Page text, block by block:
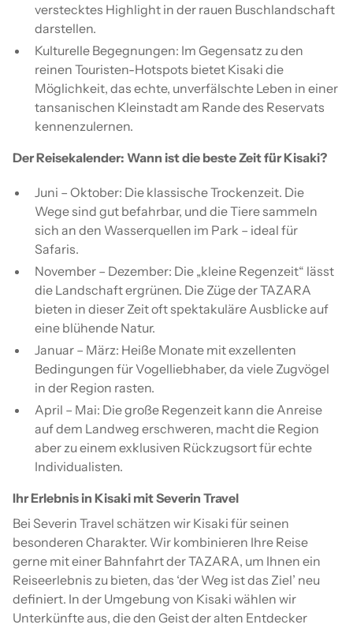
verstecktes Highlight in der rauen Buschlandschaft
darstellen.
Kulturelle Begegnungen: Im Gegensatz zu den
reinen Touristen-Hotspots bietet Kisaki die
Möglichkeit, das echte, unverfälschte Leben in einer
tansanischen Kleinstadt am Rande des Reservats
kennenzulernen.
Der Reisekalender: Wann ist die beste Zeit für Kisaki?
Juni – Oktober: Die klassische Trockenzeit. Die
Wege sind gut befahrbar, und die Tiere sammeln
sich an den Wasserquellen im Park – ideal für
Safaris.
November – Dezember: Die „kleine Regenzeit“ lässt
die Landschaft ergrünen. Die Züge der TAZARA
bieten in dieser Zeit oft spektakuläre Ausblicke auf
eine blühende Natur.
Januar – März: Heiße Monate mit exzellenten
Bedingungen für Vogelliebhaber, da viele Zugvögel
in der Region rasten.
April – Mai: Die große Regenzeit kann die Anreise
auf dem Landweg erschweren, macht die Region
aber zu einem exklusiven Rückzugsort für echte
Individualisten.
Ihr Erlebnis in Kisaki mit Severin Travel
Bei Severin Travel schätzen wir Kisaki für seinen
besonderen Charakter. Wir kombinieren Ihre Reise
gerne mit einer Bahnfahrt der TAZARA, um Ihnen ein
Reiseerlebnis zu bieten, das ‘der Weg ist das Ziel’ neu
definiert. In der Umgebung von Kisaki wählen wir
Unterkünfte aus, die den Geist der alten Entdecker